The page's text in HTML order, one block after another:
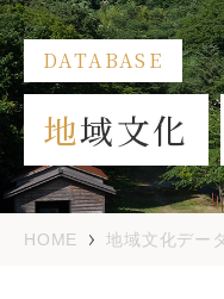
DATABASE
地域文化
HOME 地域文化デー